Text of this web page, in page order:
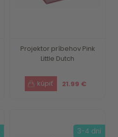
Projektor príbehov Pink
Little Dutch
21.99 €
3-4 dni